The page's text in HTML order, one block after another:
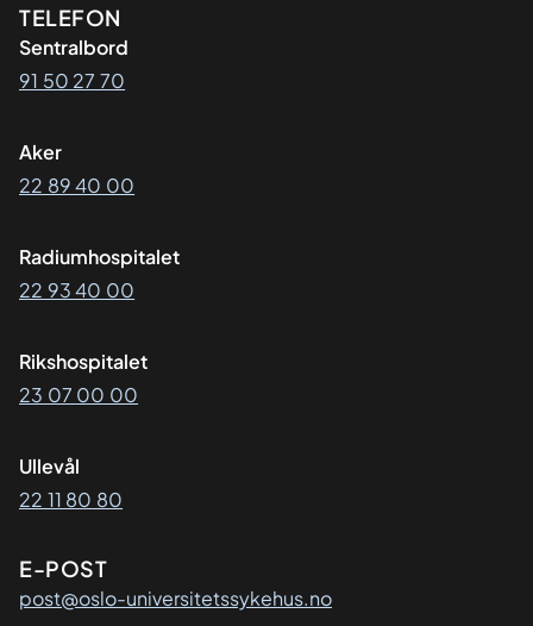
Kontaktinformasjon
TELEFON
Sentralbord
91 50 27 70
Aker
22 89 40 00
Radiumhospitalet
22 93 40 00
Rikshospitalet
23 07 00 00
Ullevål
22 11 80 80
E-POST
post@oslo-universitetssykehus.no